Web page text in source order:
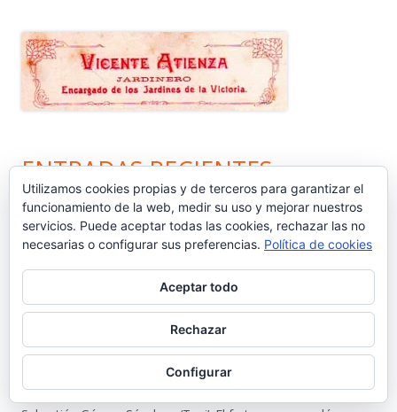
ENTRADAS RECIENTES
Nos vamos de vacaciones #6.660
Carta protesta a Don Pedro Muñoz Seca #6.658
El antiguo campo del Racing y la iniciativa solidaria de Elías
Utilizamos cookies propias y de terceros para garantizar el
funcionamiento de la web, medir su uso y mejorar nuestros
servicios. Puede aceptar todas las cookies, rechazar las no
necesarias o configurar sus preferencias. Política de cookies
Aceptar todo
Rechazar
Configurar